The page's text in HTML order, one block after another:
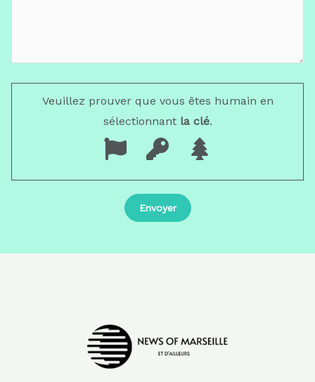
Veuillez prouver que vous êtes humain en
sélectionnantla clé.